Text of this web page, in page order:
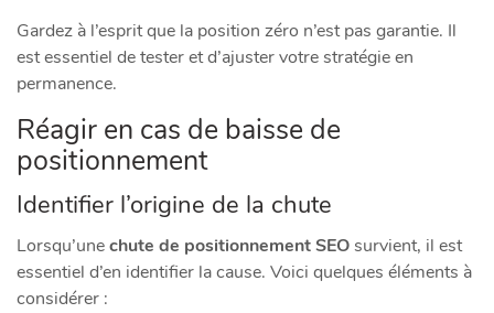
Gardez à l’esprit que la position zéro n’est pas garantie. Il
est essentiel de tester et d’ajuster votre stratégie en
permanence.
Réagir en cas de baisse de
positionnement
Identifier l’origine de la chute
Lorsqu’unechute de positionnement SEOsurvient, il est
essentiel d’en identifier la cause. Voici quelques éléments à
considérer :